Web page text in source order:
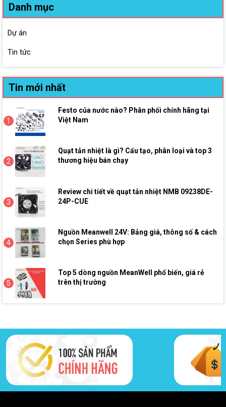
Danh mục
Dự án
Tin tức
Tin mới nhất
1
Festo của nước nào? Phân phối chính hãng tại
Việt Nam
2
Quạt tản nhiệt là gì? Cấu tạo, phân loại và top 3
thương hiệu bán chạy
3
Review chi tiết về quạt tản nhiệt NMB 09238DE-
24P-CUE
4
Nguồn Meanwell 24V: Bảng giá, thông số & cách
chọn Series phù hợp
5
Top 5 dòng nguồn MeanWell phổ biến, giá rẻ
trên thị trường